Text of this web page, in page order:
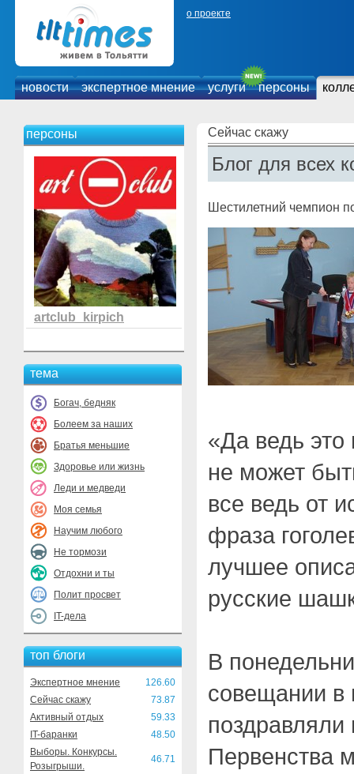
о проекте
новости экспертное мнение услуги персоны
персоны
artclub_kirpich
тема
Богач, бедняк
Болеем за наших
Братья меньшие
Здоровье или жизнь
Леди и медведи
Моя семья
Научим любого
Не тормози
Отдохни и ты
Полит просвет
IT-дела
топ блоги
Экспертное мнение
126.60
Сейчас скажу
73.87
Активный отдых
59.33
IT-баранки
48.50
Выборы. Конкурсы.
Розыгрыши.
46.71
Сейчас скажу
Блог для всех
Шестилетний чемпион
«Да ведь это
не может
все ведь от
фраза
лучшее
русские
В
совещании в
поздравляли
Первенства